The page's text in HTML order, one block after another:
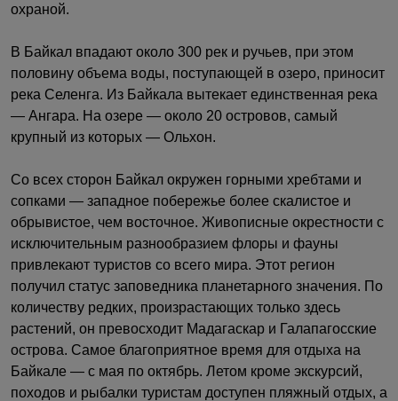
охраной.
В Байкал впадают около 300 рек и ручьев, при этом
половину объема воды, поступающей в озеро, приносит
река Селенга. Из Байкала вытекает единственная река
— Ангара. На озере — около 20 островов, самый
крупный из которых — Ольхон.
Со всех сторон Байкал окружен горными хребтами и
сопками — западное побережье более скалистое и
обрывистое, чем восточное. Живописные окрестности с
исключительным разнообразием флоры и фауны
привлекают туристов со всего мира. Этот регион
получил статус заповедника планетарного значения. По
количеству редких, произрастающих только здесь
растений, он превосходит Мадагаскар и Галапагосские
острова. Самое благоприятное время для отдыха на
Байкале — с мая по октябрь. Летом кроме экскурсий,
походов и рыбалки туристам доступен пляжный отдых, а